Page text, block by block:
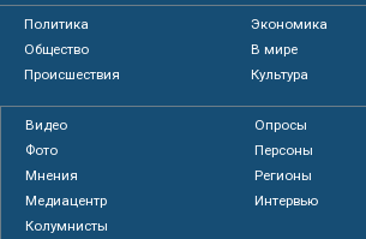
Политика
Экономика
Общество
В мире
Происшествия
Культура
Видео
Опросы
Фото
Персоны
Мнения
Регионы
Медиацентр
Интервью
Колумнисты